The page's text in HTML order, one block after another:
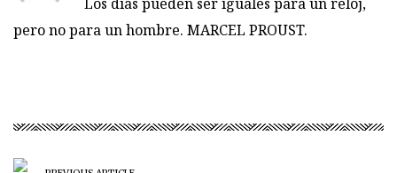
pero no para un hombre. MARCEL PROUST.